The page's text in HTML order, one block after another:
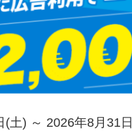
(土) ～ 2026年8月31